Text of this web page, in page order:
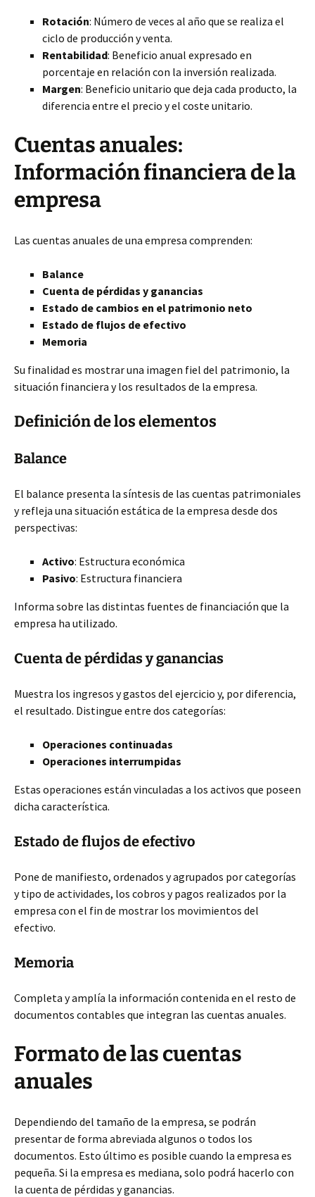
Rotación: Número de veces al año que se realiza el
ciclo de producción y venta.
Rentabilidad: Beneficio anual expresado en
porcentaje en relación con la inversión realizada.
Margen: Beneficio unitario que deja cada producto, la
diferencia entre el precio y el coste unitario.
Cuentas anuales:
Información financiera de la
empresa
Las cuentas anuales de una empresa comprenden:
Balance
Cuenta de pérdidas y ganancias
Estado de cambios en el patrimonio neto
Estado de flujos de efectivo
Memoria
Su finalidad es mostrar una imagen fiel del patrimonio, la
situación financiera y los resultados de la empresa.
Definición de los elementos
Balance
El balance presenta la síntesis de las cuentas patrimoniales
y refleja una situación estática de la empresa desde dos
perspectivas:
Activo: Estructura económica
Pasivo: Estructura financiera
Informa sobre las distintas fuentes de financiación que la
empresa ha utilizado.
Cuenta de pérdidas y ganancias
Muestra los ingresos y gastos del ejercicio y, por diferencia,
el resultado. Distingue entre dos categorías:
Operaciones continuadas
Operaciones interrumpidas
Estas operaciones están vinculadas a los activos que poseen
dicha característica.
Estado de flujos de efectivo
Pone de manifiesto, ordenados y agrupados por categorías
y tipo de actividades, los cobros y pagos realizados por la
empresa con el fin de mostrar los movimientos del
efectivo.
Memoria
Completa y amplía la información contenida en el resto de
documentos contables que integran las cuentas anuales.
Formato de las cuentas
anuales
Dependiendo del tamaño de la empresa, se podrán
presentar de forma abreviada algunos o todos los
documentos. Esto último es posible cuando la empresa es
pequeña. Si la empresa es mediana, solo podrá hacerlo con
la cuenta de pérdidas y ganancias.